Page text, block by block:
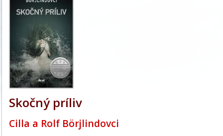
Skočný príliv
Cilla a Rolf Börjlindovci